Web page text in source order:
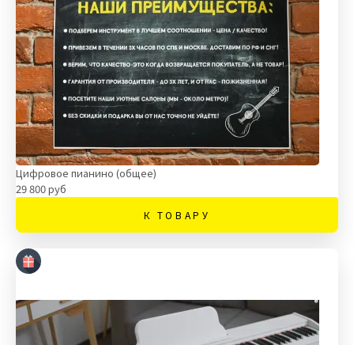
Цифровое пианино (общее)
29 800 руб
К ТОВАРУ